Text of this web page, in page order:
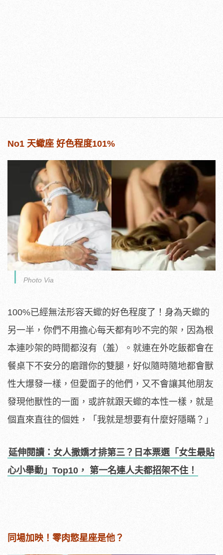
No1 天蠍座 好色程度101%
Photo Via
100%已經無法形容天蠍的好色程度了！身為天蠍的
另一半，你們不用擔心每天都有吵不完的架，因為根
本連吵架的時間都沒有（羞）。就連在外吃飯都會在
餐桌下不安分的磨蹭你的雙腿，好似隨時隨地都會獸
性大爆發一樣，但愛面子的他們，又不會讓其他朋友
發現他獸性的一面，或許就跟天蠍的本性一樣，就是
個直來直往的個姓，「我就是想要有什麼好隱瞞？」
延伸閱讀：女人撒嬌才排第三？日本票選「女生最貼
心小舉動」Top10， 第一名連人夫都招架不住！
同場加映！零肉慾星座是他？